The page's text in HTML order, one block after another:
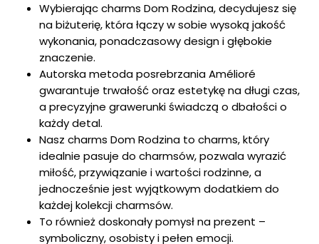
Wybierając charms Dom Rodzina, decydujesz się
na biżuterię, która łączy w sobie wysoką jakość
wykonania, ponadczasowy design i głębokie
znaczenie.
Autorska metoda posrebrzania Amélioré
gwarantuje trwałość oraz estetykę na długi czas,
a precyzyjne grawerunki świadczą o dbałości o
każdy detal.
Nasz charms Dom Rodzina to charms, który
idealnie pasuje do charmsów, pozwala wyrazić
miłość, przywiązanie i wartości rodzinne, a
jednocześnie jest wyjątkowym dodatkiem do
każdej kolekcji charmsów.
To również doskonały pomysł na prezent –
symboliczny, osobisty i pełen emocji.